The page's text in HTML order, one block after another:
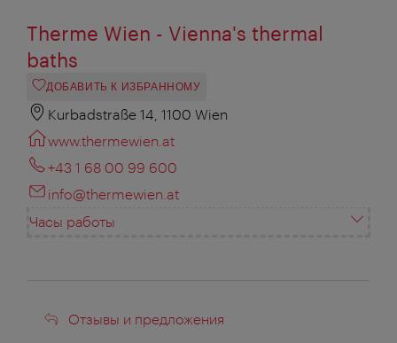
Therme Wien - Vienna's thermal
baths
ДОБАВИТЬ К ИЗБРАННОМУ
Kurbadstraße 14, 1100 Wien
www.thermewien.at
+43 1 68 00 99 600
info@thermewien.at
Часы работы
Отзывы
Отзывы и предложения